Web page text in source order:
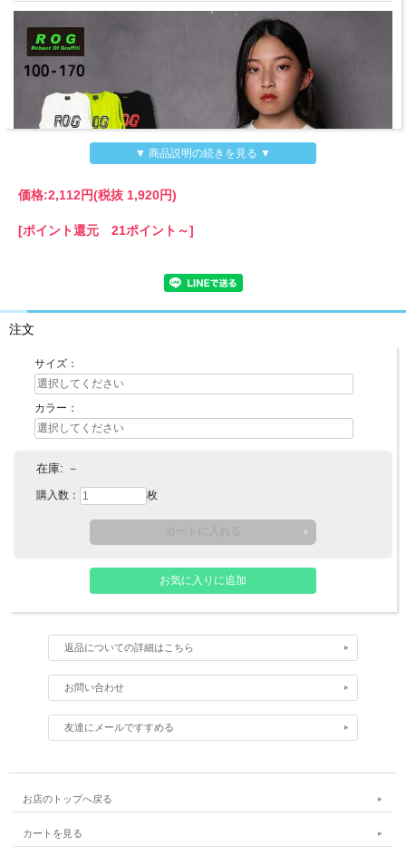
▼ 商品説明の続きを見る ▼
価格:2,112円(税抜 1,920円)
[ポイント還元 21ポイント～]
注文
サイズ：
カラー：
在庫: －
購入数： 枚
返品についての詳細はこちら
お問い合わせ
友達にメールですすめる
お店のトップへ戻る
カートを見る